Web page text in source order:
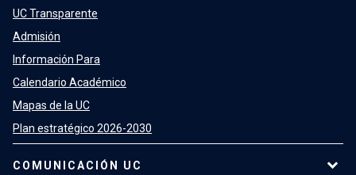
UC Transparente
Admisión
Información Para
Calendario Académico
Mapas de la UC
Plan estratégico 2026-2030
COMUNICACIÓN UC